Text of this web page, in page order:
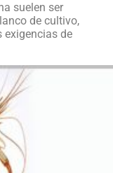
suelen ser
de cultivo,
exigencias de